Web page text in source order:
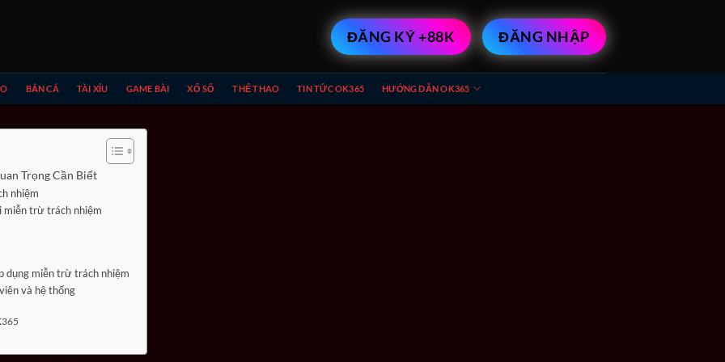
ĐĂNG KÝ +88K ĐĂNG NHẬP
BẮN CÁ TÀI XỈU GAME BÀI XỔ SỐ THỂ THAO TIN TỨC OK365 HƯỚNG DẪN OK365
Trọng Cần Biết
nhiệm
trừ trách nhiệm
dụng miễn trừ trách nhiệm
và hệ thống